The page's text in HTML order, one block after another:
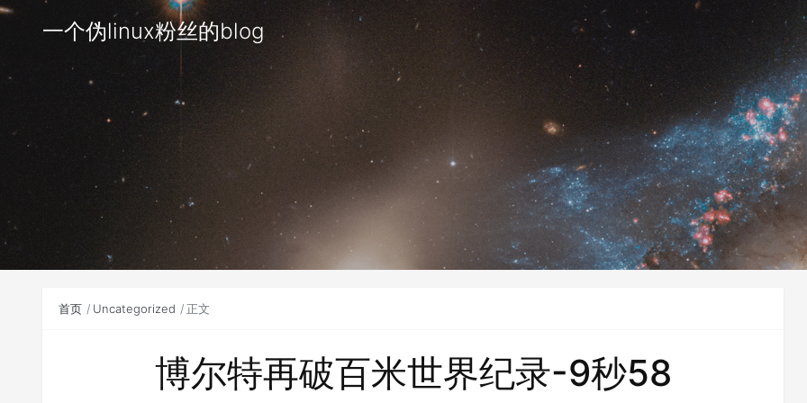
一个伪linux粉丝的blog
首页 Uncategorized 正文
博尔特再破百米世界纪录-9秒58